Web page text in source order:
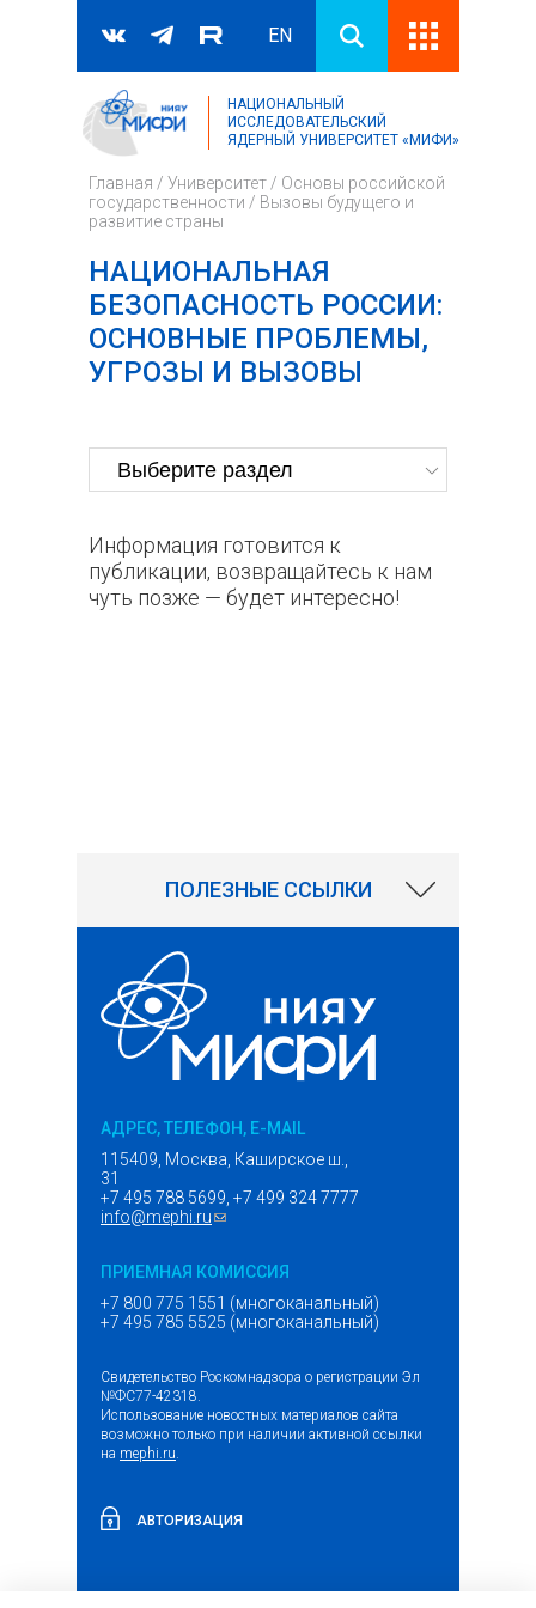
Форма поиска
Поиск
EN
НАЦИОНАЛЬНЫЙ
ИССЛЕДОВАТЕЛЬСКИЙ
ЯДЕРНЫЙ УНИВЕРСИТЕТ «МИФИ»
Главная / Университет / Основы российской
государственности / Вызовы будущего и
развитие страны
НАЦИОНАЛЬНАЯ
БЕЗОПАСНОСТЬ РОССИИ:
ОСНОВНЫЕ ПРОБЛЕМЫ,
УГРОЗЫ И ВЫЗОВЫ
Информация готовится к
публикации, возвращайтесь к нам
чуть позже — будет интересно!
ПОЛЕЗНЫЕ ССЫЛКИ
АДРЕС, ТЕЛЕФОН, E-MAIL
115409, Москва, Каширское ш.,
31
+7 495 788 5699, +7 499 324 7777
info@mephi.ru(ссылка для отправки email)
ПРИЕМНАЯ КОМИССИЯ
+7 800 775 1551 (многоканальный)
+7 495 785 5525 (многоканальный)
Свидетельство Роскомнадзора о регистрации Эл
№ФС77-42318.
Использование новостных материалов сайта
возможно только при наличии активной ссылки
на mephi.ru.
АВТОРИЗАЦИЯ